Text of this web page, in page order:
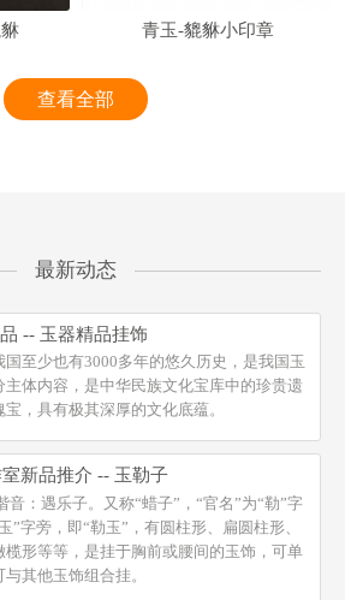
青玉-貔貅小印章
查看全部
最新动态
-- 玉器精品挂饰
国至少也有3000多年的悠久历史，是我国玉
主体内容，是中华民族文化宝库中的珍贵遗
宝，具有极其深厚的文化底蕴。
新品推介 -- 玉勒子
音：遇乐子。又称“蜡子”，“官名”为“勒”字
”字旁，即“勒玉”，有圆柱形、扁圆柱形、
榄形等等，是挂于胸前或腰间的玉饰，可单
其他玉饰组合挂。